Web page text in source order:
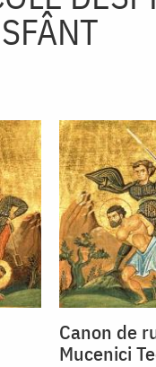
SFÂNT
Canon de
Mucenici